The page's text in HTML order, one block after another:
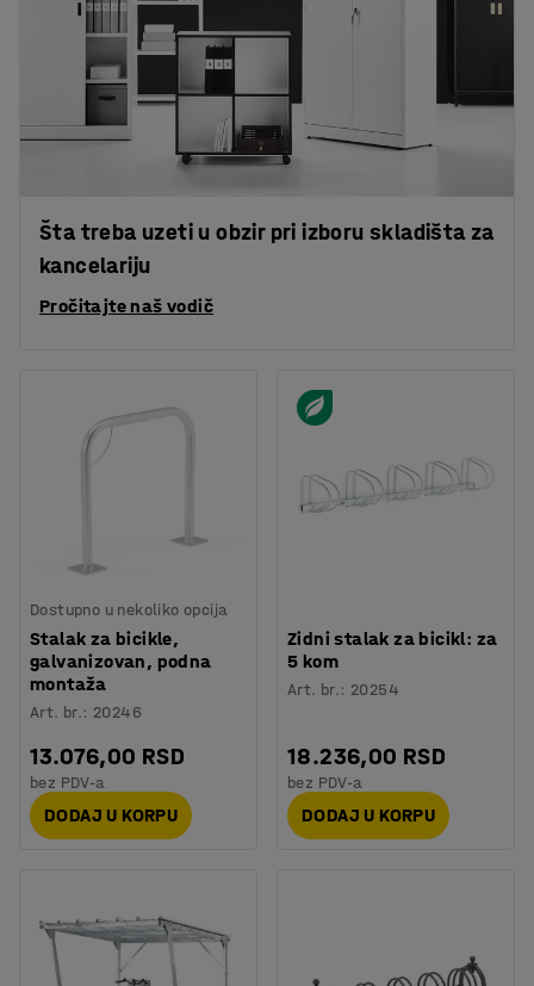
Šta treba uzeti u obzir pri izboru skladišta za
kancelariju
Pročitajte naš vodič
Dostupno u nekoliko opcija
Stalak za bicikle,
galvanizovan, podna
montaža
Art. br.: 20246
13.076,00 RSD
bez PDV-a
DODAJ U KORPU
Zidni stalak za bicikl: za
5 kom
Art. br.: 20254
18.236,00 RSD
bez PDV-a
DODAJ U KORPU